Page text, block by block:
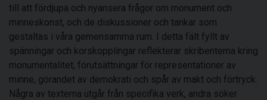
till att fördjupa och nyansera frågor om monument och
minneskonst, och de diskussioner och tankar som
gestaltas i våra gemensamma rum. I detta fält fyllt av
spänningar och korskopplingar reflekterar skribenterna kring
monumentalitet, förutsättningar för representationer av
minne, görandet av demokrati och spår av makt och förtryck.
Några av texterna utgår från specifika verk, andra söker